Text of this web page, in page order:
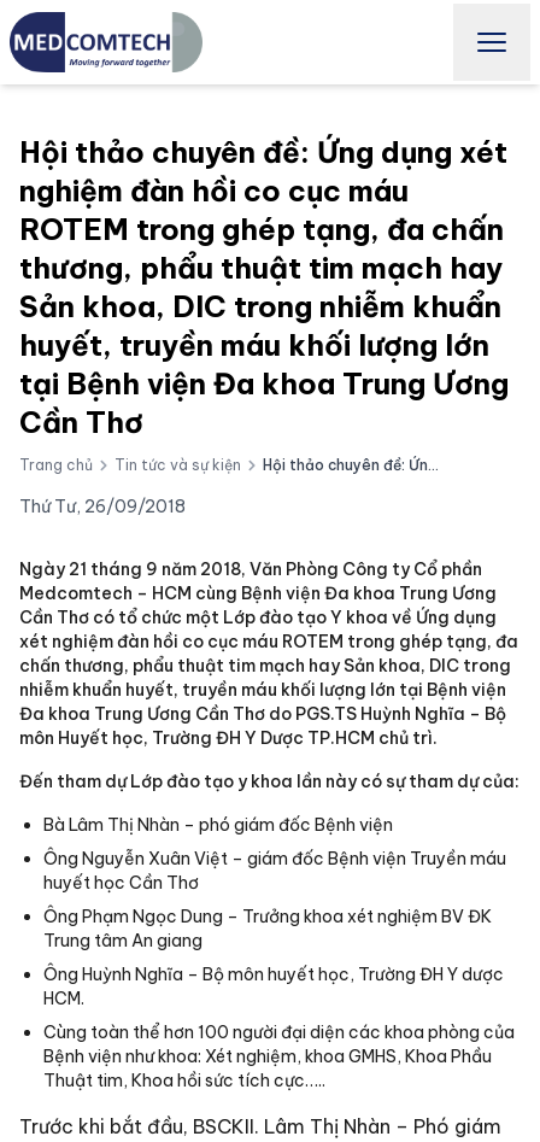
Hội thảo chuyên đề: Ứng dụng xét
nghiệm đàn hồi co cục máu
ROTEM trong ghép tạng, đa chấn
thương, phẩu thuật tim mạch hay
Sản khoa, DIC trong nhiễm khuẩn
huyết, truyền máu khối lượng lớn
tại Bệnh viện Đa khoa Trung Ương
Cần Thơ
Trang chủ Tin tức và sự kiện Hội thảo chuyên đề: Ứng dụng xét nghiệm đàn hồi co cục máu ROTEM trong ghép tạng, đa chấn thương, phẩu thuật tim mạch hay Sản khoa, DIC trong nhiễm khuẩn huyết, truyền máu khối lượng lớn tại Bệnh viện Đa khoa Trung Ương Cần Thơ
Thứ Tư, 26/09/2018
Ngày 21 tháng 9 năm 2018, Văn Phòng Công ty Cổ phần
Medcomtech – HCM cùng Bệnh viện Đa khoa Trung Ương
Cần Thơ có tổ chức một Lớp đào tạo Y khoa về Ứng dụng
xét nghiệm đàn hồi co cục máu ROTEM trong ghép tạng, đa
chấn thương, phẩu thuật tim mạch hay Sản khoa, DIC trong
nhiễm khuẩn huyết, truyền máu khối lượng lớn tại Bệnh viện
Đa khoa Trung Ương Cần Thơ do PGS.TS Huỳnh Nghĩa – Bộ
môn Huyết học, Trường ĐH Y Dược TP.HCM chủ trì.
Đến tham dự Lớp đào tạo y khoa lần này có sự tham dự của:
Bà Lâm Thị Nhàn – phó giám đốc Bệnh viện
Ông Nguyễn Xuân Việt – giám đốc Bệnh viện Truyền máu
huyết học Cần Thơ
Ông Phạm Ngọc Dung – Trưởng khoa xét nghiệm BV ĐK
Trung tâm An giang
Ông Huỳnh Nghĩa – Bộ môn huyết học, Trường ĐH Y dược
HCM.
Cùng toàn thể hơn 100 người đại diện các khoa phòng của
Bệnh viện như khoa: Xét nghiệm, khoa GMHS, Khoa Phầu
Thuật tim, Khoa hồi sức tích cực…..
Trước khi bắt đầu, BSCKII. Lâm Thị Nhàn – Phó giám